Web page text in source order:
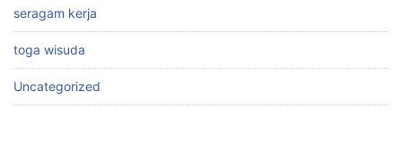
seragam kerja
toga wisuda
Uncategorized